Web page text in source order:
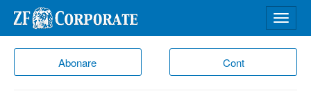
Abonare Cont
meniu